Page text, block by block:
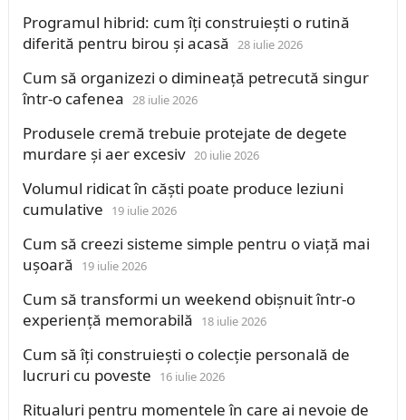
Programul hibrid: cum îți construiești o rutină
diferită pentru birou și acasă 28 iulie 2026
Cum să organizezi o dimineață petrecută singur
într-o cafenea 28 iulie 2026
Produsele cremă trebuie protejate de degete
murdare și aer excesiv 20 iulie 2026
Volumul ridicat în căști poate produce leziuni
cumulative
19 iulie 2026
Cum să creezi sisteme simple pentru o viață mai
ușoară
19 iulie 2026
Cum să transformi un weekend obișnuit într-o
experiență memorabilă
18 iulie 2026
Cum să îți construiești o colecție personală de
lucruri cu poveste
16 iulie 2026
Ritualuri pentru momentele în care ai nevoie de